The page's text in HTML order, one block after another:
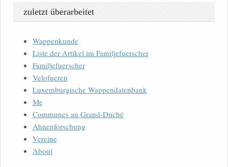
zuletzt überarbeitet
Wappenkunde
Liste der Artikel im Familjefuerscher
Familjefuerscher
Velofueren
Luxemburgische Wappendatenbank
Me
Communes au Grand-Duché
Ahnenforschung
Vereine
About